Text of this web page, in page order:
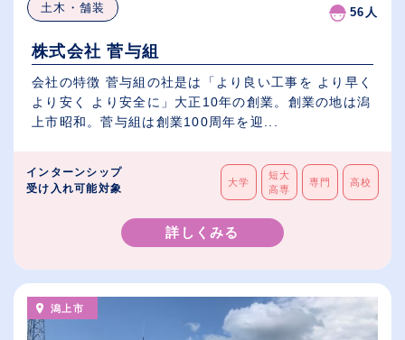
土木・舗装 56人
株式会社 菅与組
会社の特徴 菅与組の社是は「より良い工事を より早く
より安く より安全に」大正10年の創業。創業の地は潟
上市昭和。菅与組は創業100周年を迎...
インターンシップ
受け入れ可能対象
大学
短大
高専
専門 高校
詳しくみる
潟上市